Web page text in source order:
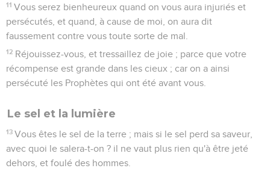
11 Vous serez bienheureux quand on vous aura injuriés et
persécutés, et quand, à cause de moi, on aura dit
faussement contre vous toute sorte de mal.
12 Réjouissez-vous, et tressaillez de joie ; parce que votre
récompense est grande dans les cieux ; car on a ainsi
persécuté les Prophètes qui ont été avant vous.
Le sel et la lumière
13 Vous êtes le sel de la terre ; mais si le sel perd sa saveur,
avec quoi le salera-t-on ? il ne vaut plus rien qu'à être jeté
dehors, et foulé des hommes.